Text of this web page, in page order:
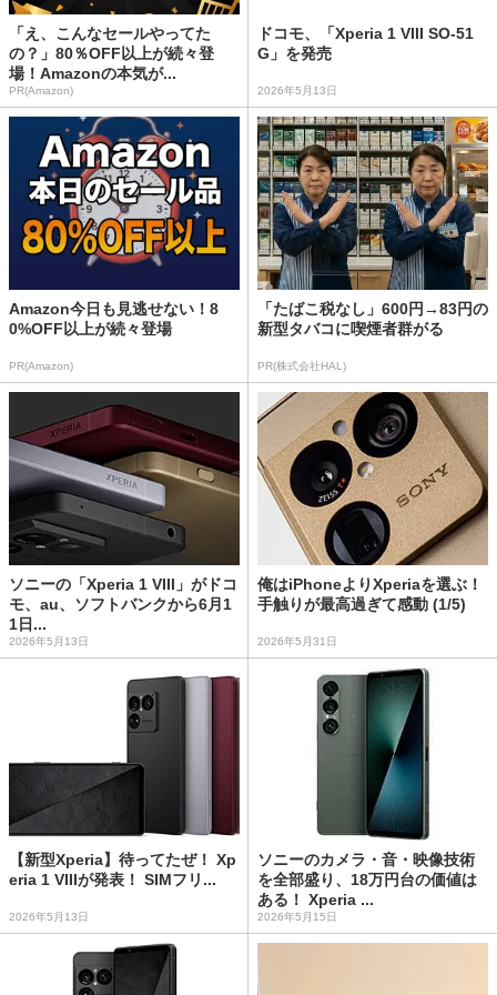
「え、こんなセールやってた
の？」80％OFF以上が続々登
場！Amazonの本気が...
PR(Amazon)
ドコモ、「Xperia 1 VIII SO-51
G」を発売
2026年5月13日
Amazon今日も見逃せない！8
0%OFF以上が続々登場
PR(Amazon)
「たばこ税なし」600円→83円の
新型タバコに喫煙者群がる
PR(株式会社HAL)
ソニーの「Xperia 1 VIII」がドコ
モ、au、ソフトバンクから6月1
1日...
2026年5月13日
俺はiPhoneよりXperiaを選ぶ！
手触りが最高過ぎて感動 (1/5)
2026年5月31日
【新型Xperia】待ってたぜ！ Xp
eria 1 VIIIが発表！ SIMフリ...
2026年5月13日
ソニーのカメラ・音・映像技術
を全部盛り、18万円台の価値は
ある！ Xperia ...
2026年5月15日